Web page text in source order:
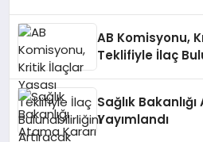
AB Komisyonu,
Teklifiyle İlaç
Sağlık
Yayımlandı